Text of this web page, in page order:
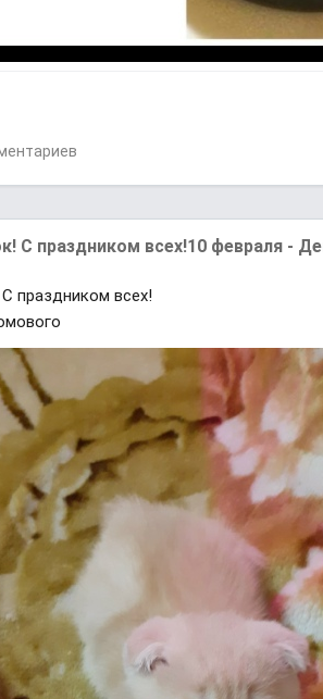
С праздником всех!10 февраля -
праздником всех!